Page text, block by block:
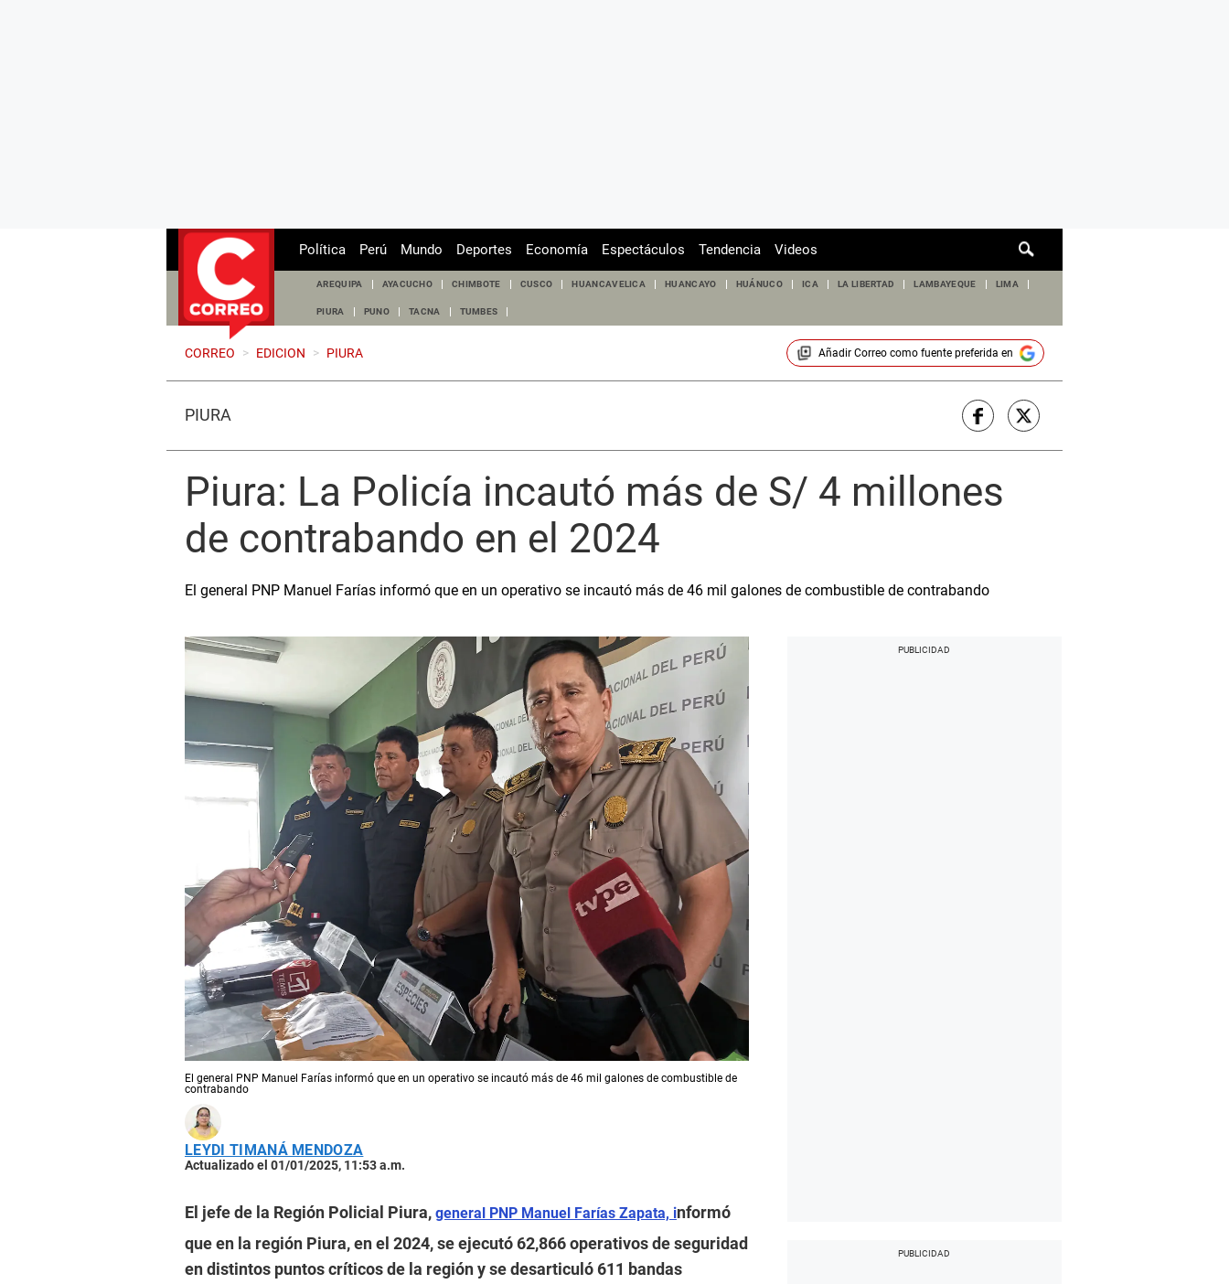
de
Política Perú Mundo Deportes Economía Espectáculos Tendencia Videos
AREQUIPA AYACUCHO CHIMBOTE CUSCO HUANCAVELICA HUANCAYO HUÁNUCO ICA LA LIBERTAD LAMBAYEQUE LIMA
PIURA PUNO TACNA TUMBES
CORREO > EDICION > PIURA Añadir Correocomo fuente preferida en
PIURA
Piura: La Policía incautó más de S/ 4 millones
de contrabando en el 2024
El general PNP Manuel Farías informó que en un operativo se incautó más de 46 mil galones de combustible de contrabando
El general PNP Manuel Farías informó que en un operativo se incautó más de 46 mil galones de combustible de
contrabando
LEYDI TIMANÁ MENDOZA
Actualizado el 01/01/2025, 11:53 a.m.
El jefe de la Región Policial Piura, general PNP Manuel Farías Zapata, informó
que en la región Piura, en el 2024, se ejecutó 62,866 operativos de seguridad
en distintos puntos críticos de la región y se desarticuló 611 bandas